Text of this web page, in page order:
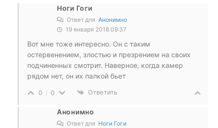
Ноги Гоги
Ответ для Анонимно
19 января 2018 09:37
Вот мне тоже интересно. Он с таким
остервенением, злостью и презрением на своих
подчиненных смотрит. Наверное, когда камер
рядом нет, он их палкой бьет
0 0 Ответить
Анонимно
Ответ для Ноги Гоги